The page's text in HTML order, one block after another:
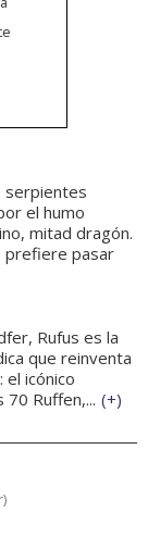
serpientes
el humo
mitad dragón.
prefiere pasar
Rufus es la
que reinventa
icónico
Ruffen,... (+)
)